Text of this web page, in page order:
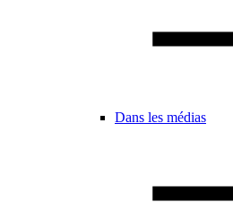
Dans les médias